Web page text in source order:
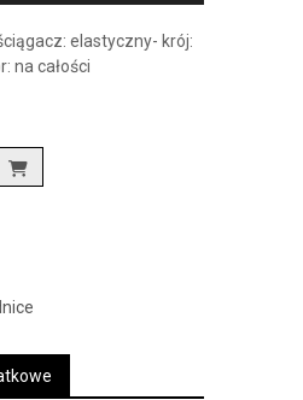
elastyczny- krój:
na całości